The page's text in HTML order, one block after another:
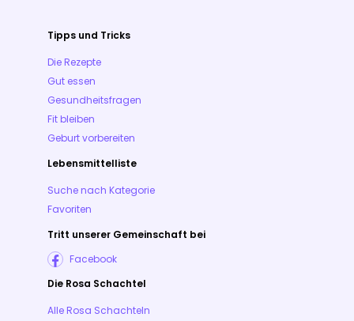
Tipps und Tricks
Die Rezepte
Gut essen
Gesundheitsfragen
Fit bleiben
Geburt vorbereiten
Lebensmittelliste
Suche nach Kategorie
Favoriten
Tritt unserer Gemeinschaft bei
Facebook
Die Rosa Schachtel
Alle Rosa Schachteln